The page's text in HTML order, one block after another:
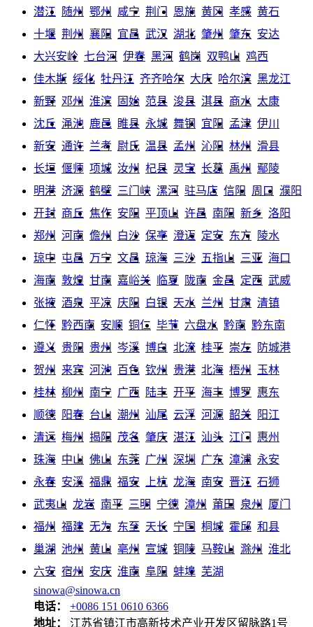
潜江 随州 鄂州 咸宁 荆门 恩施 黄冈 孝感 黄石
十堰 荆州 襄阳 宜昌 武汉 湖北 肇州 肇东 安达
大兴安岭 七台河 伊春 黑河 鹤岗 双鸭山 鸡西
佳木斯 绥化 牡丹江 齐齐哈尔 大庆 哈尔滨 黑龙江
新野 邓州 淮滨 固始 范县 浚县 淇县 商水 太康
沈丘 渑池 鹿邑 睢县 永城 舞钢 宜阳 孟津 伊川
新安 通许 兰考 尉氏 温县 孟州 沁阳 林州
滑县
长垣 偃师 项城 汝州 杞县 灵宝 长葛 禹州
鄢陵
明港 济源 鹤壁 三门峡 漯河 驻马店 信阳 周口
濮阳
开封 商丘 焦作 安阳 平顶山 许昌 南阳 新乡 洛阳
郑州
河南 儋州 白沙 保亭 澄迈 定安 东方
陵水
琼中 屯昌 万宁 文昌 琼海 三沙 五指山 三亚 海口
海南 敦煌 甘南 嘉峪关 临夏 陇南 金昌 定西 武威
张掖 酒泉 平凉 庆阳 白银 天水 兰州 甘肃 清镇
仁怀 黔西南 安顺 铜仁 毕节 六盘水 黔南 黔东南
遵义 贵阳 贵州 岑溪 博白 北流 桂平 崇左
防城港
贺州
来宾 河池 百色 钦州 贵港 北海 梧州
玉林
桂林 柳州 南宁 广西 陆丰 开平 海丰 博罗 惠东
顺德
阳春 台山 潮州 汕尾 云浮 河源 韶关
阳江
清远 梅州 揭阳 茂名 肇庆 湛江 汕头 江门
惠州
珠海 中山 佛山 东莞 广州 深圳 广东 漳浦 永安
永春 安溪 福鼎 福安 上杭 龙海 南安 晋江 石狮
武夷山 龙岩 南平 三明 宁德 漳州 莆田 泉州
厦门
福州
福建 无为 东至 天长 宁国 桐城 霍邱 和县
巢湖 池州 黄山 亳州 宣城 铜陵 马鞍山 滁州
淮北
六安 宿州 安庆 淮南 阜阳 蚌埠 芜湖
sinowa@sinowa.cn
电话：
+0086 151 0610 6366
地址：
江苏省镇江市高新技术产业开发区留脉路1号